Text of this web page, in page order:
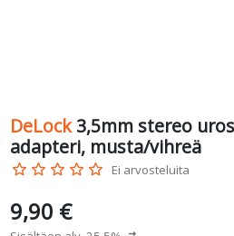
DeLock 3,5mm stereo
adapteri, musta/vihreä
star_border star_border star_border star_border star_border Ei arvosteluita
9,90 €